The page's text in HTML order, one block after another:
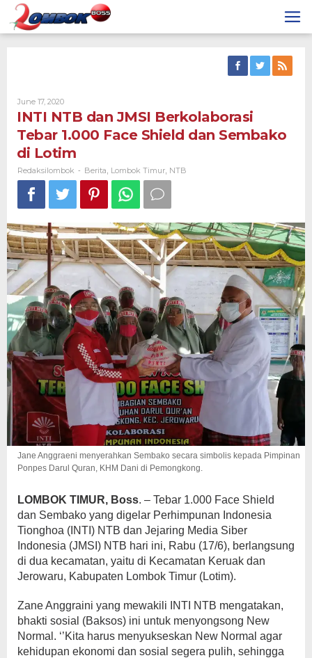
Skip
content
June 17, 2020By
Redaksilombok
INTI NTB dan JMSI Berkolaborasi
Tebar 1.000 Face Shield dan Sembako
di Lotim
Redaksilombok - Berita Lombok Timur NTB
Jane Anggraeni menyerahkan Sembako secara simbolis kepada Pimpinan
Ponpes Darul Quran, KHM Dani di Pemongkong.
LOMBOK TIMUR, Boss. – Tebar 1.000 Face Shield
dan Sembako yang digelar Perhimpunan Indonesia
Tionghoa (INTI) NTB dan Jejaring Media Siber
Indonesia (JMSI) NTB hari ini, Rabu (17/6), berlangsung
di dua kecamatan, yaitu di Kecamatan Keruak dan
Jerowaru, Kabupaten Lombok Timur (Lotim).
Zane Anggraini yang mewakili INTI NTB mengatakan,
bhakti sosial (Baksos) ini untuk menyongsong New
Normal. ‘’Kita harus menyukseskan New Normal agar
kehidupan ekonomi dan sosial segera pulih, sehingga